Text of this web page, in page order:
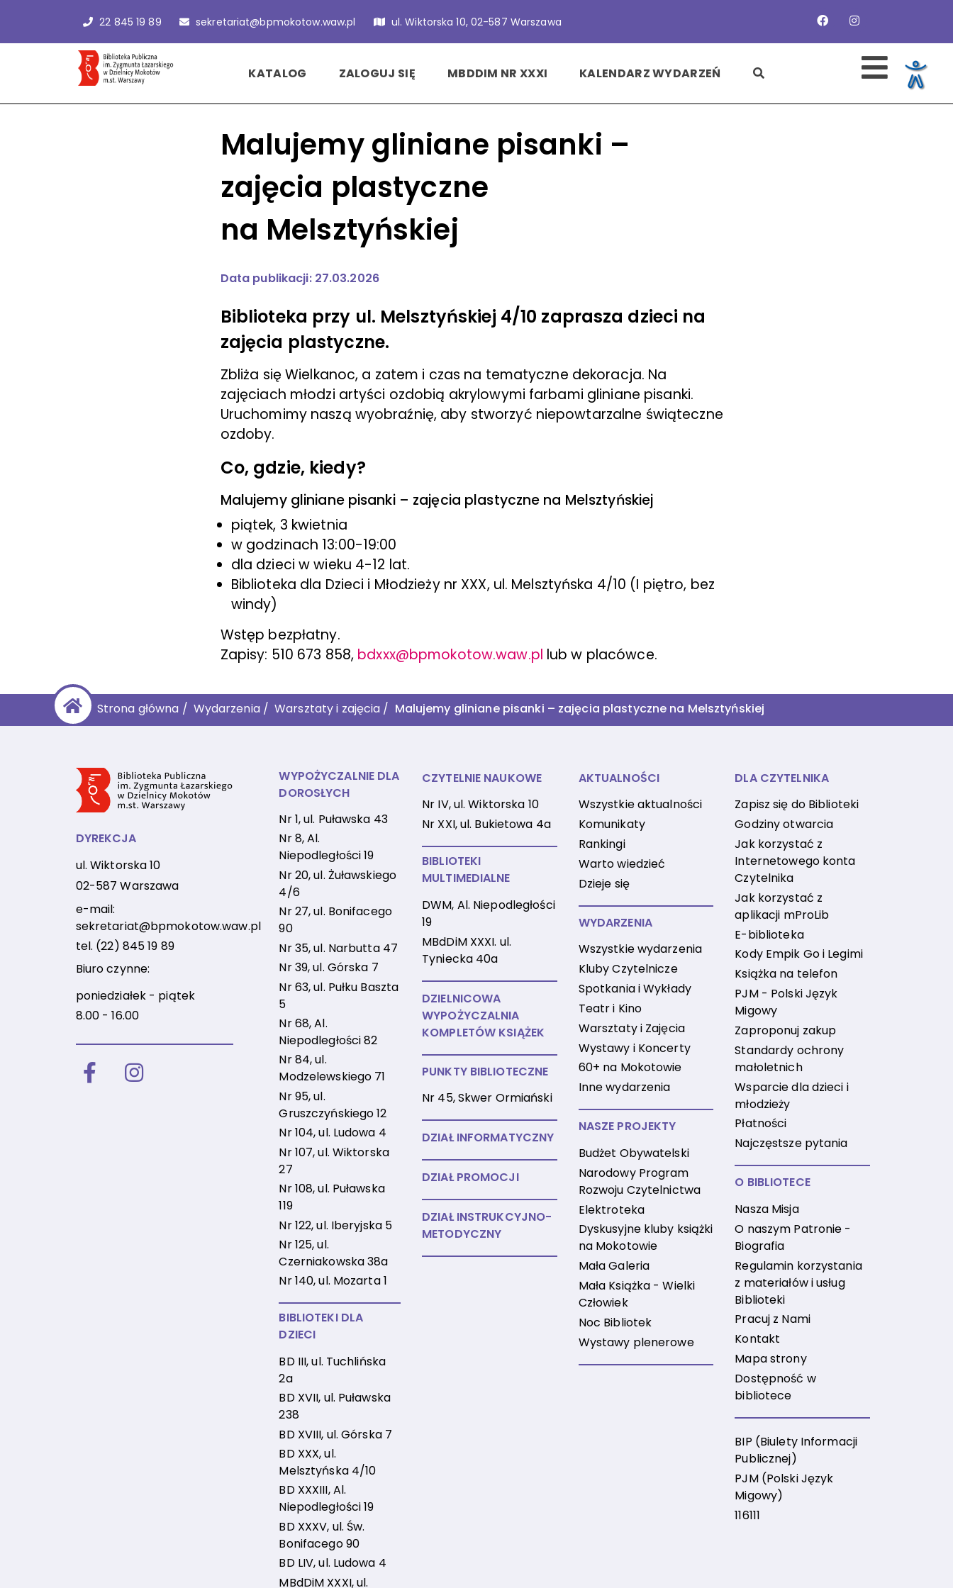
22 845 19 89 sekretariat@bpmokotow.waw.pl ul. Wiktorska 10, 02-587 Warszawa
KATALOG ZALOGUJ SIĘ MBDDIM NR XXXI KALENDARZ WYDARZEŃ
Malujemy gliniane pisanki –
zajęcia plastyczne
na Melsztyńskiej
Data publikacji: 27.03.2026
Biblioteka przy ul. Melsztyńskiej 4/10 zaprasza dzieci na
zajęcia plastyczne.
Zbliża się Wielkanoc, a zatem i czas na tematyczne dekoracja. Na
zajęciach młodzi artyści ozdobią akrylowymi farbami gliniane pisanki.
Uruchomimy naszą wyobraźnię, aby stworzyć niepowtarzalne świąteczne
ozdoby.
Co, gdzie, kiedy?
Malujemy gliniane pisanki – zajęcia plastyczne na Melsztyńskiej
piątek, 3 kwietnia
w godzinach 13:00-19:00
dla dzieci w wieku 4-12 lat.
Biblioteka dla Dzieci i Młodzieży nr XXX, ul. Melsztyńska 4/10 (I piętro, bez
windy)
Wstęp bezpłatny.
Zapisy: 510 673 858, bdxxx@bpmokotow.waw.pl lub w placówce.
Strona główna / Wydarzenia/ Warsztaty i zajęcia / Malujemy gliniane pisanki – zajęcia plastyczne na Melsztyńskiej
DYREKCJA
ul. Wiktorska 10
02-587 Warszawa
e-mail:
sekretariat@bpmokotow.waw.pl
tel. (22) 845 19 89
Biuro czynne:
poniedziałek - piątek
8.00 - 16.00
FacebookInstagram
WYPOŻYCZALNIE DLA
DOROSŁYCH
Nr 1, ul. Puławska 43
Nr 8, Al.
Niepodległości 19
Nr 20, ul. Żuławskiego
4/6
Nr 27, ul. Bonifacego
90
Nr 35, ul. Narbutta 47
Nr 39, ul. Górska 7
Nr 63, ul. Pułku Baszta
5
Nr 68, Al.
Niepodległości 82
Nr 84, ul.
Modzelewskiego 71
Nr 95, ul.
Gruszczyńskiego 12
Nr 104, ul. Ludowa 4
Nr 107, ul. Wiktorska
27
Nr 108, ul. Puławska
119
Nr 122, ul. Iberyjska 5
Nr 125, ul.
Czerniakowska 38a
Nr 140, ul. Mozarta 1
BIBLIOTEKI DLA
DZIECI
BD III, ul. Tuchlińska
2a
BD XVII, ul. Puławska
238
BD XVIII, ul. Górska 7
BD XXX, ul.
Melsztyńska 4/10
BD XXXIII, Al.
Niepodległości 19
BD XXXV, ul. Św.
Bonifacego 90
BD LIV, ul. Ludowa 4
MBdDiM XXXI, ul.
CZYTELNIE NAUKOWE
Nr IV, ul. Wiktorska 10
Nr XXI, ul. Bukietowa 4a
BIBLIOTEKI
MULTIMEDIALNE
DWM, Al. Niepodległości
19
MBdDiM XXXI. ul.
Tyniecka 40a
DZIELNICOWA
WYPOŻYCZALNIA
KOMPLETÓW KSIĄŻEK
PUNKTY BIBLIOTECZNE
Nr 45, Skwer Ormiański
DZIAŁ INFORMATYCZNY
DZIAŁ PROMOCJI
DZIAŁ INSTRUKCYJNO-
METODYCZNY
AKTUALNOŚCI
Wszystkie aktualności
Komunikaty
Rankingi
Warto wiedzieć
Dzieje się
WYDARZENIA
Wszystkie wydarzenia
Kluby Czytelnicze
Spotkania i Wykłady
Teatr i Kino
Warsztaty i Zajęcia
Wystawy i Koncerty
60+ na Mokotowie
Inne wydarzenia
NASZE PROJEKTY
Budżet Obywatelski
Narodowy Program
Rozwoju Czytelnictwa
Elektroteka
Dyskusyjne kluby książki
na Mokotowie
Mała Galeria
Mała Książka - Wielki
Człowiek
Noc Bibliotek
Wystawy plenerowe
DLA CZYTELNIKA
Zapisz się do Biblioteki
Godziny otwarcia
Jak korzystać z
Internetowego konta
Czytelnika
Jak korzystać z
aplikacji mProLib
E-biblioteka
Kody Empik Go i Legimi
Książka na telefon
PJM - Polski Język
Migowy
Zaproponuj zakup
Standardy ochrony
małoletnich
Wsparcie dla dzieci i
młodzieży
Płatności
Najczęstsze pytania
O BIBLIOTECE
Nasza Misja
O naszym Patronie -
Biografia
Regulamin korzystania
z materiałów i usług
Biblioteki
Pracuj z Nami
Kontakt
Mapa strony
Dostępność w
bibliotece
BIP (Biulety Informacji
Publicznej)
PJM (Polski Język
Migowy)
116111